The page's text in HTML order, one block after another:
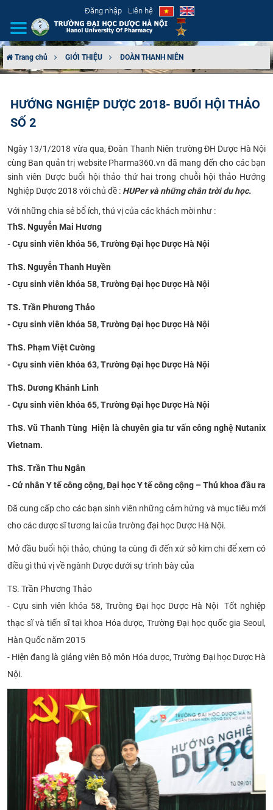
Đăng nhập Liên hệ
CƠ CẤU TỔ CHỨC
ĐÀO TẠO
ĐẢM BẢO CHẤT LƯỢNG
KHOA HỌC CÔNG NGHỆ
CỰU NGƯỜI HỌC
Trang chủ GIỚI THIỆU ĐOÀN THANH NIÊN
HƯỚNG NGHIỆP DƯỢC 2018- BUỔI HỘI THẢO
SỐ 2
Ngày 13/1/2018 vừa qua, Đoàn Thanh Niên trường ĐH Dược Hà Nội
cùng Ban quản trị website Pharma360.vn đã mang đến cho các bạn
sinh viên Dược buổi hội thảo thứ hai trong chuỗi hội thảo Hướng
Nghiệp Dược 2018 với chủ đề : HUPer và những chân trời du học.
Với những chia sẻ bổ ích, thú vị của các khách mời như :
ThS. Nguyễn Mai Hương
- Cựu sinh viên khóa 56, Trường Đại học Dược Hà Nội
ThS. Nguyễn Thanh Huyền
- Cựu sinh viên khóa 58, Trường Đại học Dược Hà Nội
TS. Trần Phương Thảo
- Cựu sinh viên khóa 58, Trường Đại học Dược Hà Nội
ThS. Phạm Việt Cường
- Cựu sinh viên khóa 63, Trường Đại học Dược Hà Nội
ThS. Dương Khánh Linh
- Cựu sinh viên khóa 65, Trường Đại học Dược Hà Nội
ThS. Vũ Thanh Tùng Hiện là chuyên gia tư vấn công nghệ Nutanix
Vietnam.
ThS. Trần Thu Ngân
- Cử nhân Y tế công cộng, Đại học Y tế công cộng – Thủ khoa đầu ra
Đãcung cấp cho các bạn sinh viên những cảm hứng và mục tiêu mới
cho các dược sĩ tương lai của trường đại học Dược Hà Nội.
Mở đầu buổi hội thảo, chúng ta cùng đi đến xứ sở kim chi để xem có
điều gì thú vị về ngành Dược dưới sự trình bày của
TS. Trần Phương Thảo
- Cựu sinh viên khóa 58, Trường Đại học Dược Hà Nội Tốt nghiệp
thạc sĩ và tiến sĩ tại khoa Hóa dược, Trường Đại học quốc gia Seoul,
Hàn Quốc năm2015
- Hiện đang là giảng viên Bộ môn Hóa dược, Trường Đại học Dược Hà
Nội.​